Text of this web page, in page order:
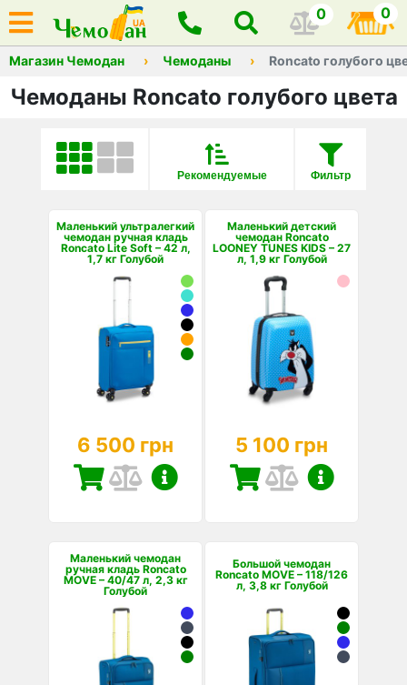
0 0
Магазин Чемодан Чемоданы Roncato голубого
Чемоданы Roncato голубого цвета
Фильтр
Рекомендуемые
Маленький ультралегкий
чемодан ручная кладь
Roncato Lite Soft – 42 л,
1,7 кг Голубой
6 500 грн
Маленький детский
чемодан Roncato
LOONEY TUNES KIDS – 27
л, 1,9 кг Голубой
5 100 грн
Маленький чемодан
ручная кладь Roncato
MOVE – 40/47 л, 2,3 кг
Голубой
Большой чемодан
Roncato MOVE – 118/126
л, 3,8 кг Голубой